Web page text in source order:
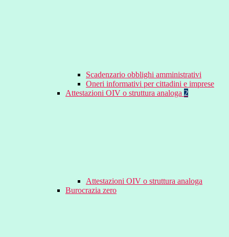
Scadenzario obblighi amministrativi
Oneri informativi per cittadini e imprese
Attestazioni OIV o struttura analoga 2
Attestazioni OIV o struttura analoga
Burocrazia zero